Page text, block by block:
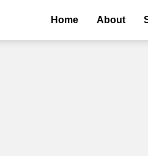
Home About